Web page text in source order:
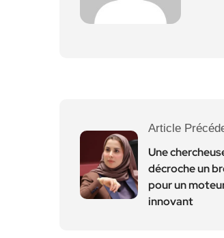
Article
Une
décroche un
pour un
innovant